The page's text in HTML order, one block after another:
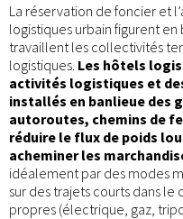
La réservation de foncier et
logistiques urbain figurent
travaillent les collectivités
logistiques. Les hôtels
activités logistiques et
installés en banlieue des
autoroutes, chemins de
réduire le flux de poids
acheminer les
idéalement par des modes
sur des trajets courts dans
propres (électrique, gaz,